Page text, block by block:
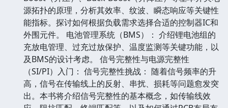
源拓扑的原理，分析其效率、纹波、瞬态响应等关键性
能指标。探讨如何根据负载需求选择合适的控制器IC和
外围元件。 电池管理系统（BMS）： 介绍锂电池组的
充放电管理、过充过放保护、温度监测等关键功能，以
及BMS的设计考虑。 信号完整性与电源完整性
（SI/PI）入门： 信号完整性挑战： 随着信号频率的升
高，信号在传输线上的反射、串扰、损耗等问题愈发突
出。本书将介绍信号完整性的基本概念，如传输线效